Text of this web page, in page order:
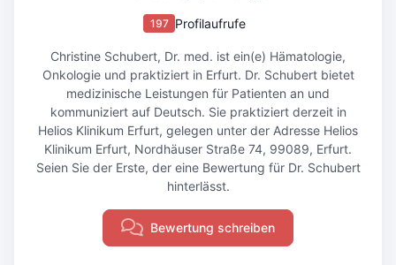
197 Profilaufrufe
Christine Schubert, Dr. med. ist ein(e) Hämatologie,
Onkologie und praktiziert in Erfurt. Dr. Schubert bietet
medizinische Leistungen für Patienten an und
kommuniziert auf Deutsch. Sie praktiziert derzeit in
Helios Klinikum Erfurt, gelegen unter der Adresse Helios
Klinikum Erfurt, Nordhäuser Straße 74, 99089, Erfurt.
Seien Sie der Erste, der eine Bewertung für Dr. Schubert
hinterlässt.
Bewertung schreiben